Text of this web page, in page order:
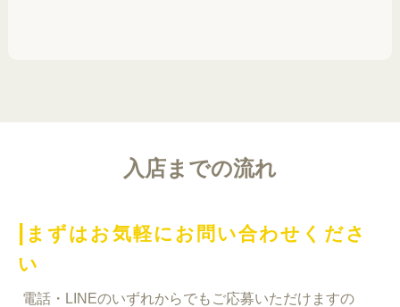
入店までの流れ
| まずはお気軽にお問い合わせくださ
い
電話・LINEのいずれからでもご応募いただけますの